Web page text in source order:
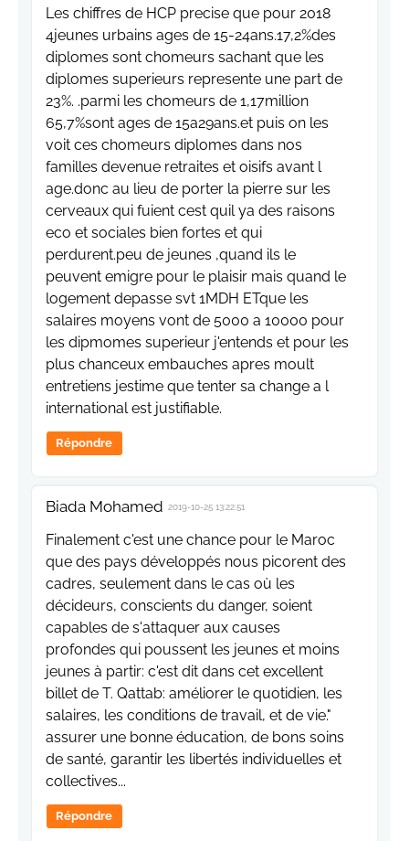
Les chiffres de HCP precise que pour 2018
4jeunes urbains ages de 15-24ans.17,2%des
diplomes sont chomeurs sachant que les
diplomes superieurs represente une part de
23%. .parmi les chomeurs de 1,17million
65,7%sont ages de 15a29ans.et puis on les
voit ces chomeurs diplomes dans nos
familles devenue retraites et oisifs avant l
age.donc au lieu de porter la pierre sur les
cerveaux qui fuient cest quil ya des raisons
eco et sociales bien fortes et qui
perdurent.peu de jeunes ,quand ils le
peuvent emigre pour le plaisir mais quand le
logement depasse svt 1MDH ETque les
salaires moyens vont de 5000 a 10000 pour
les dipmomes superieur j'entends et pour les
plus chanceux embauches apres moult
entretiens jestime que tenter sa change a l
international est justifiable.
Répondre
Biada Mohamed 2019-10-25 13:22:51
Finalement c'est une chance pour le Maroc
que des pays développés nous picorent des
cadres, seulement dans le cas où les
décideurs, conscients du danger, soient
capables de s'attaquer aux causes
profondes qui poussent les jeunes et moins
jeunes à partir: c'est dit dans cet excellent
billet de T. Qattab: améliorer le quotidien, les
salaires, les conditions de travail, et de vie."
assurer une bonne éducation, de bons soins
de santé, garantir les libertés individuelles et
collectives...
Répondre